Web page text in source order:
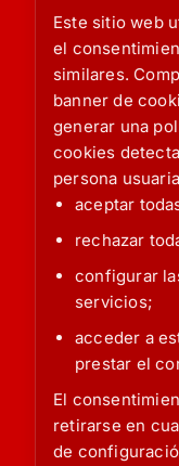
Este sitio web
el
similares.
banner de
generar una
cookies
persona
aceptar
rechazar
configurar
servicios;
acceder a
prestar el
El
retirarse en
de